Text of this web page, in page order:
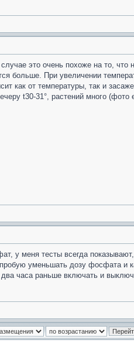
это очень похоже на то, что
больше. При увеличении
как от температуры, так и
t30-31°, растений много
у меня тесты всегда
уменьшать дозу фосфата и
часа раньше включать и